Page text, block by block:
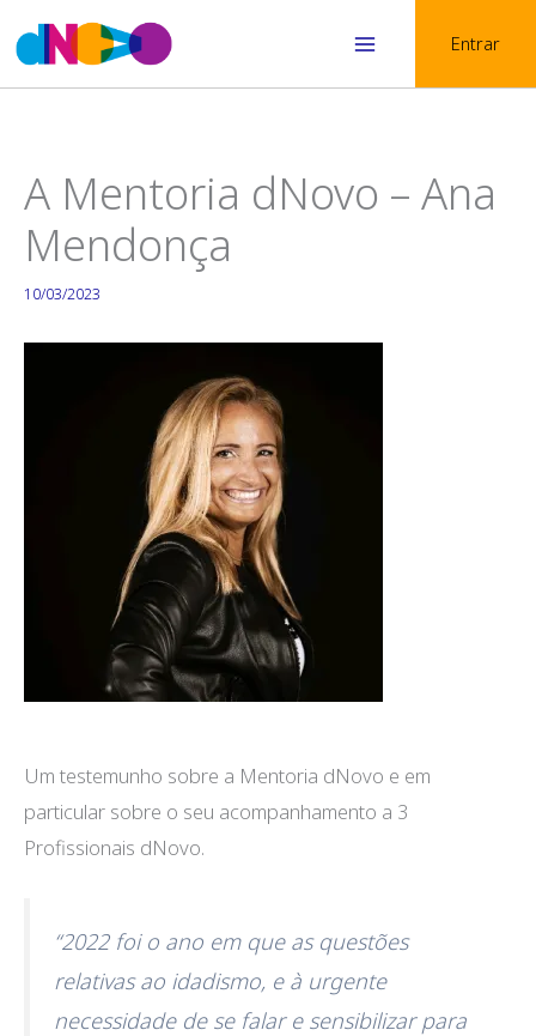
to
content
Entrar
A Mentoria dNovo – Ana
Mendonça
10/03/2023
Um testemunho sobre a Mentoria dNovo e em
particular sobre o seu acompanhamento a 3
Profissionais dNovo.
“2022 foi o ano em que as questões
relativas ao idadismo, e à urgente
necessidade de se falar e sensibilizar para